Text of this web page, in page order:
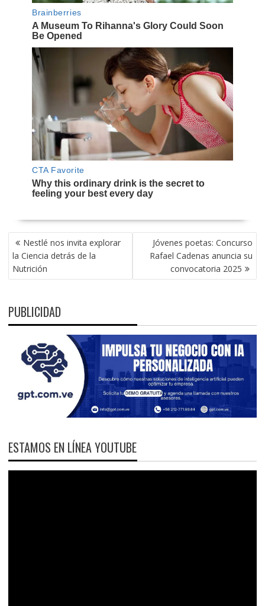
NAVEGACIÓN
DE
ENTRADAS
Nestlé nos invita explorar
la Ciencia detrás de la
Nutrición
Jóvenes poetas: Concurso
Rafael Cadenas anuncia su
convocatoria 2025
PUBLICIDAD
ESTAMOS EN LÍNEA YOUTUBE